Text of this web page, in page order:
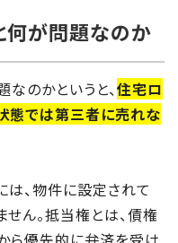
何が問題なのか
のかというと、住宅ロ
態では第三者に売れな
、物件に設定されて
ん。抵当権とは、債権